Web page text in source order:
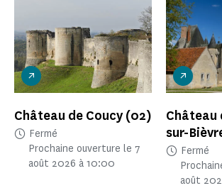
Château de Coucy(02)
Fermé
Prochaine ouverture le 7
août 2026 à 10:00
Château
sur-
Fermé
août